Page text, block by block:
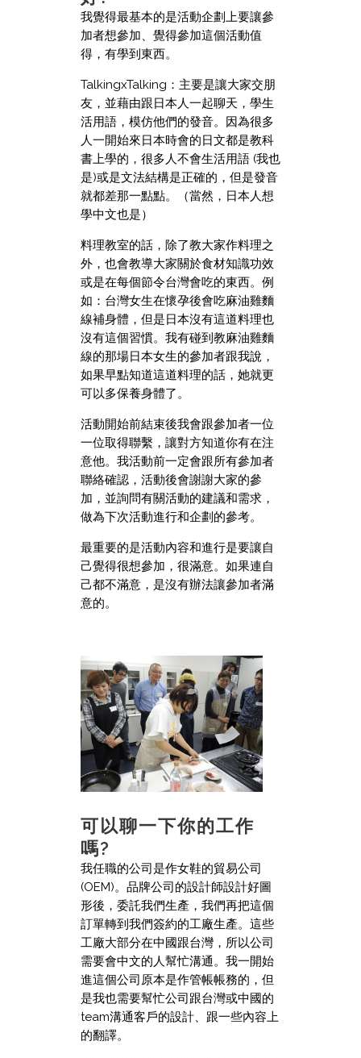
我覺得最基本的是活動企劃上要讓參
加者想參加、覺得參加這個活動值
得，有學到東西。
TalkingxTalking：主要是讓大家交朋
友，並藉由跟日本人一起聊天，學生
活用語，模仿他們的發音。因為很多
人一開始來日本時會的日文都是教科
書上學的，很多人不會生活用語 (我也
是)或是文法結構是正確的，但是發音
就都差那一點點。（當然，日本人想
學中文也是）
料理教室的話，除了教大家作料理之
外，也會教導大家關於食材知識功效
或是在每個節令台灣會吃的東西。例
如：台灣女生在懷孕後會吃麻油雞麵
線補身體，但是日本沒有這道料理也
沒有這個習慣。我有碰到教麻油雞麵
線的那場日本女生的參加者跟我說，
如果早點知道這道料理的話，她就更
可以多保養身體了。
活動開始前結束後我會跟參加者一位
一位取得聯繫，讓對方知道你有在注
意他。我活動前一定會跟所有參加者
聯絡確認，活動後會謝謝大家的參
加，並詢問有關活動的建議和需求，
做為下次活動進行和企劃的參考。
最重要的是活動內容和進行是要讓自
己覺得很想參加，很滿意。如果連自
己都不滿意，是沒有辦法讓參加者滿
意的。
可以聊一下你的工作
嗎?
我任職的公司是作女鞋的貿易公司
(OEM)。品牌公司的設計師設計好圖
形後，委託我們生產，我們再把這個
訂單轉到我們簽約的工廠生產。這些
工廠大部分在中國跟台灣，所以公司
需要會中文的人幫忙溝通。我一開始
進這個公司原本是作管帳帳務的，但
是我也需要幫忙公司跟台灣或中國的
team溝通客戶的設計、跟一些內容上
的翻譯。